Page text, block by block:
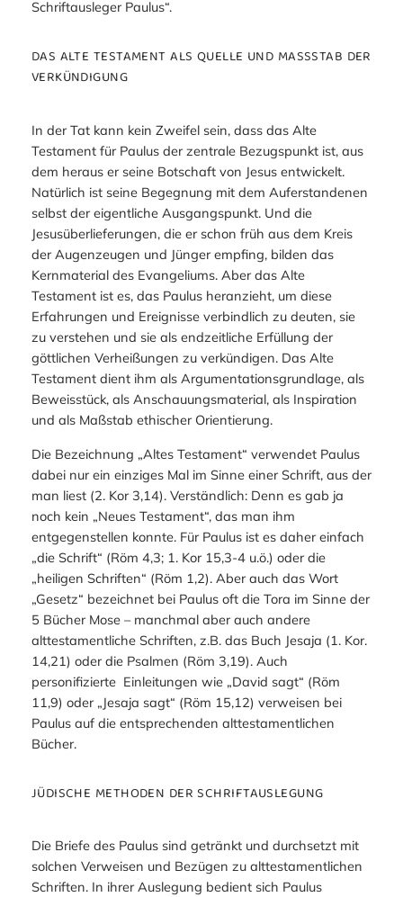
Schriftausleger Paulus“.
DAS ALTE TESTAMENT ALS QUELLE UND MASSSTAB DER V
ERKÜNDIGUNG
In der Tat kann kein Zweifel sein, dass das Alte
Testament für Paulus der zentrale Bezugspunkt ist, aus
dem heraus er seine Botschaft von Jesus entwickelt.
Natürlich ist seine Begegnung mit dem Auferstandenen
selbst der eigentliche Ausgangspunkt. Und die
Jesusüberlieferungen, die er schon früh aus dem Kreis
der Augenzeugen und Jünger empfing, bilden das
Kernmaterial des Evangeliums. Aber das Alte
Testament ist es, das Paulus heranzieht, um diese
Erfahrungen und Ereignisse verbindlich zu deuten, sie
zu verstehen und sie als endzeitliche Erfüllung der
göttlichen Verheißungen zu verkündigen. Das Alte
Testament dient ihm als Argumentationsgrundlage, als
Beweisstück, als Anschauungsmaterial, als Inspiration
und als Maßstab ethischer Orientierung.
Die Bezeichnung „Altes Testament“ verwendet Paulus
dabei nur ein einziges Mal im Sinne einer Schrift, aus der
man liest (2. Kor 3,14). Verständlich: Denn es gab ja
noch kein „Neues Testament“, das man ihm
entgegenstellen konnte. Für Paulus ist es daher einfach
„die Schrift“ (Röm 4,3; 1. Kor 15,3-4 u.ö.) oder die
„heiligen Schriften“ (Röm 1,2). Aber auch das Wort
„Gesetz“ bezeichnet bei Paulus oft die Tora im Sinne der
5 Bücher Mose – manchmal aber auch andere
alttestamentliche Schriften, z.B. das Buch Jesaja (1. Kor.
14,21) oder die Psalmen (Röm 3,19). Auch
personifizierte Einleitungen wie „David sagt“ (Röm
11,9) oder „Jesaja sagt“ (Röm 15,12) verweisen bei
Paulus auf die entsprechenden alttestamentlichen
Bücher.
JÜDISCHE METHODEN DER SCHRIFTAUSLEGUNG
Die Briefe des Paulus sind getränkt und durchsetzt mit
solchen Verweisen und Bezügen zu alttestamentlichen
Schriften. In ihrer Auslegung bedient sich Paulus